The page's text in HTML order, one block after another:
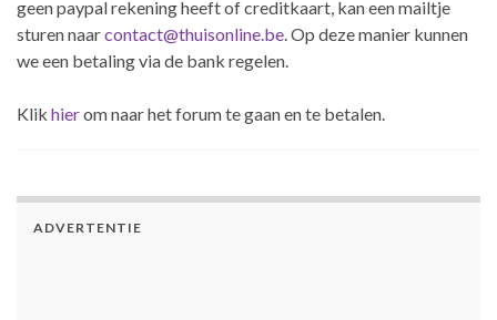
geen paypal rekening heeft of creditkaart, kan een mailtje
sturen naarcontact@thuisonline.be. Op deze manier kunnen
we een betaling via de bank regelen.
Klik hierom naar het forum te gaan en te betalen.
ADVERTENTIE